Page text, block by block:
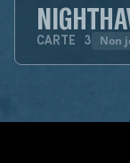
CARTE 3 Non